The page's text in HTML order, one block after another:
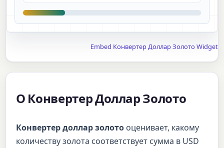
Embed Конвертер Доллар Золото Widget
О Конвертер Доллар Золото
Конвертер доллар золото оценивает, какому
количеству золота соответствует сумма в USD